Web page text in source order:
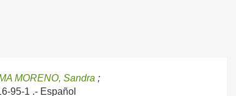
MORENO, Sandra ;
95-1 .- Español